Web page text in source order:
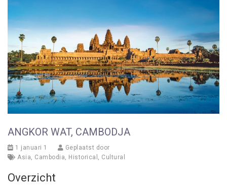
ANGKOR WAT, CAMBODJA
1 januari 1
Geplaatst door
Asia, Cambodia, Historical , Cultural
Overzicht